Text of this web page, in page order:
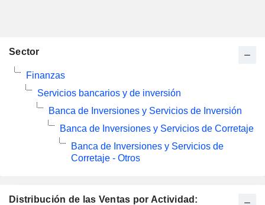
Distribución de las Ventas por Actividad:
Sector
Finanzas
Servicios bancarios y de inversión
Banca de Inversiones y Servicios de Inversión
Banca de Inversiones y Servicios de Corretaje
Banca de Inversiones y Servicios de
Corretaje - Otros